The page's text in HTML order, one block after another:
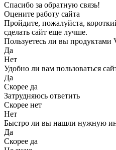
Спасибо за обратную связь!
Оцените работу сайта
Пройдите, пожалуйста,
сделать сайт еще лучше.
Пользуетесь ли вы продуктами
Да
Нет
Удобно ли вам пользоваться
Да
Скорее да
Затрудняюсь ответить
Скорее нет
Нет
Быстро ли вы нашли нужную
Да
Скорее да